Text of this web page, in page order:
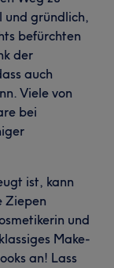
und gründlich,
befürchten
der
auch
Viele von
bei
ist, kann
Ziepen
und
Make-
an! Lass